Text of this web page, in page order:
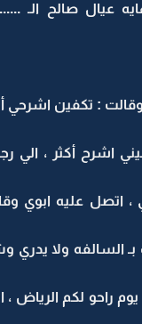
عيال صالح الـ
: تكفين اشرحي
اشرح أكثر ، الي
اتصل عليه ابوي
السالفه ولا يدري
راحو لكم الرياض